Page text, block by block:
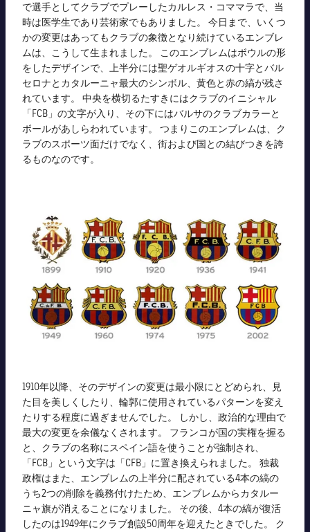
で選手としてクラブでプレーしたカルレス・コママラで、当
時は医学生であり芸術家でもありました。 今日まで、いくつ
かの変更はあってもクラブの象徴となり続けているエンブレ
ムは、こうして生まれました。 このエンブレムはボウルの形
をしたデザインで、上半分には聖ゲオルギオスの十字とバル
セロナとカタルーニャ最大のシンボル、黄色と赤の縞が残さ
れています。 中央を横切るたすきにはクラブのイニシャル
「FCB」の文字が入り、その下にはバルサのクラブカラーと
ボールがあしらわれています。 つまりこのエンブレムは、ク
ラブのスポーツ面だけでなく、街および国との結びつきを誇
るものなのです。
1910年以降、そのデザインの変更は最小限にとどめられ、見
た目を美しくしたり、輪郭に使用されているパターンを変え
たりする程度に過ぎませんでした。 しかし、政治的な理由で
最大の変更を余儀なくされます。 フランコが国の実権を握る
と、クラブの名称にスペイン語を使うことが強制され、
「FCB」という文字は「CFB」に置き換えられました。 独裁
政権はまた、エンブレムの上半分に配されている4本の縞の
うち2つの削除を義務付けたため、エンブレムからカタルー
ニャ旗が消えることになりました。 その後、4本の縞が復活
したのは1949年にクラブ創設50周年を迎えたときでした。 ク